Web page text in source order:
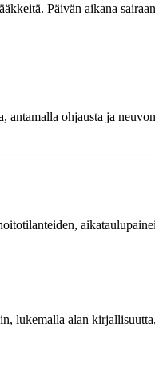
Päivän aikana
ohjausta ja
lukemalla alan